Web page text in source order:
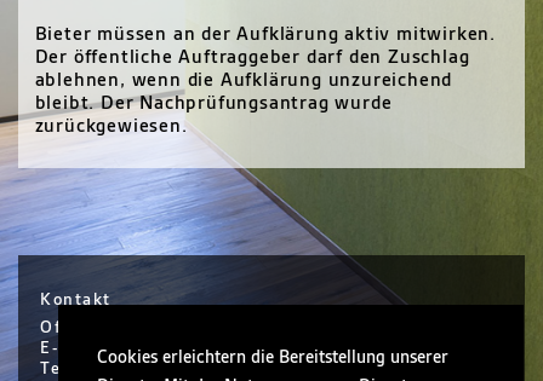
Cookies erleichtern die Bereitstellung unserer
Bieter müssen an der Aufklärung aktiv mitwirken.
Der öffentliche Auftraggeber darf den Zuschlag
ablehnen, wenn die Aufklärung unzureichend
bleibt. Der Nachprüfungsantrag wurde
zurückgewiesen.
Kontakt
Office Hanau / Sophie Scholl Platz 6 / Hanau
E-Mail info@nickel.de
Tel +49 (0)6181 30410-0